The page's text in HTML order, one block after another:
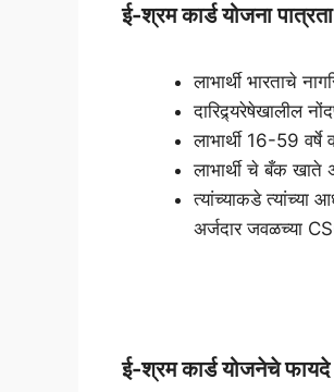
ई-श्रम कार्ड योजना पात्रता
लाभार्थी भारताचे
दारिद्र्यरेषेखालील
लाभार्थी 16-59
लाभार्थी चे बँक
त्यांच्याकडे
अर्जदार जवळच्या
ई-श्रम कार्ड योजनेचे फायदे